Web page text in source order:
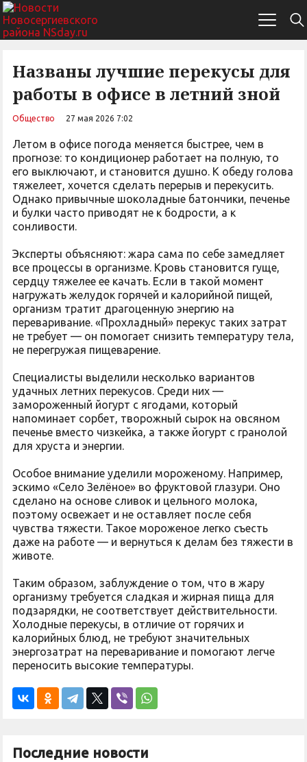
Названы лучшие перекусы для
работы в офисе в летний зной
Общество 27 мая 2026 7:02
Летом в офисе погода меняется быстрее, чем в
прогнозе: то кондиционер работает на полную, то
его выключают, и становится душно. К обеду голова
тяжелеет, хочется сделать перерыв и перекусить.
Однако привычные шоколадные батончики, печенье
и булки часто приводят не к бодрости, а к
сонливости.
Эксперты объясняют: жара сама по себе замедляет
все процессы в организме. Кровь становится гуще,
сердцу тяжелее ее качать. Если в такой момент
нагружать желудок горячей и калорийной пищей,
организм тратит драгоценную энергию на
переваривание. «Прохладный» перекус таких затрат
не требует — он помогает снизить температуру тела,
не перегружая пищеварение.
Специалисты выделили несколько вариантов
удачных летних перекусов. Среди них —
замороженный йогурт с ягодами, который
напоминает сорбет, творожный сырок на овсяном
печенье вместо чизкейка, а также йогурт с гранолой
для хруста и энергии.
Особое внимание уделили мороженому. Например,
эскимо «Село Зелёное» во фруктовой глазури. Оно
сделано на основе сливок и цельного молока,
поэтому освежает и не оставляет после себя
чувства тяжести. Такое мороженое легко съесть
даже на работе — и вернуться к делам без тяжести в
животе.
Таким образом, заблуждение о том, что в жару
организму требуется сладкая и жирная пища для
подзарядки, не соответствует действительности.
Холодные перекусы, в отличие от горячих и
калорийных блюд, не требуют значительных
энергозатрат на переваривание и помогают легче
переносить высокие температуры.
Последние новости